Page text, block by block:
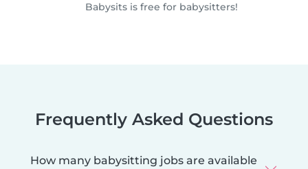
Babysits is free for babysitters!
Frequently Asked Questions
How many babysitting jobs are available